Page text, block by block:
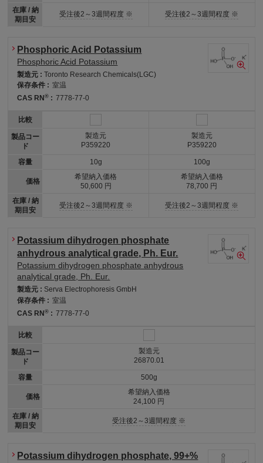
在庫 / 納
期目安
受注後2～3週間程度 ※ 受注後2～3週間程度 ※
Phosphoric Acid Potassium
Phosphoric Acid Potassium
製造元 :Toronto Research Chemicals(LGC)
保存条件 : 室温
CAS RN® : 7778-77-0
比較
製品コー
ド
容量
価格
在庫 / 納
期目安
製造元
P359220
10g
希望納入価格
50,600 円
受注後2～3週間程度 ※
製造元
P359220
100g
希望納入価格
78,700 円
受注後2～3週間程度 ※
Potassium dihydrogen phosphate
anhydrous analytical grade, Ph. Eur.
Potassium dihydrogen phosphate anhydrous
analytical grade, Ph. Eur.
製造元 : Serva Electrophoresis GmbH
保存条件 : 室温
CAS RN® : 7778-77-0
比較
製品コー
ド
容量
価格
在庫 / 納
期目安
製造元
26870.01
500g
希望納入価格
24,100 円
受注後2～3週間程度 ※
Potassium dihydrogen phosphate, 99+%